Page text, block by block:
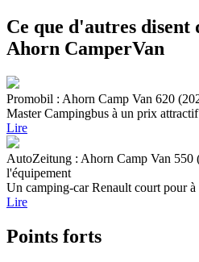
Ce que d'autres disent
Ahorn CamperVan
Promobil : Ahorn Camp Van 620
Master Campingbus à un prix attractif
Lire
AutoZeitung : Ahorn Camp Van 550
l'équipement
Un camping-car Renault court pour à
Lire
Points forts